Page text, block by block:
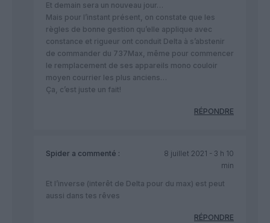
Et demain sera un nouveau jour…
Mais pour l’instant présent, on constate que les
règles de bonne gestion qu’elle applique avec
constance et rigueur ont conduit Delta à s’abstenir
de commander du 737Max, même pour commencer
le remplacement de ses appareils mono couloir
moyen courrier les plus anciens…
Ça, c’est juste un fait!
RÉPONDRE
Spider a commenté :
8 juillet 2021 - 3 h 10
min
Et l’inverse (interêt de Delta pour du max) est peut
aussi dans tes rêves
RÉPONDRE